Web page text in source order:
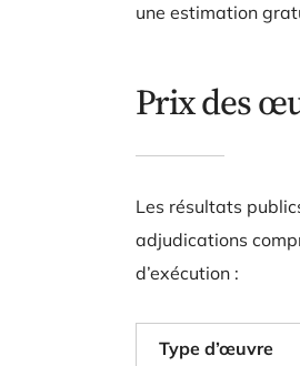
une estimation
Prix des
Les résultats
adjudications
d’exécution :
Type d’œuvre